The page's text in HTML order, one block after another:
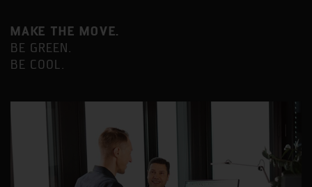
MAKE THE MOVE.
BE GREEN.
BE COOL.